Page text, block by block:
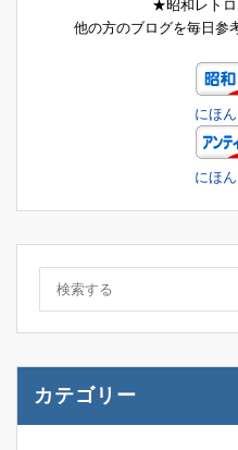
★昭和レトロ
他の方のブログを毎日参
にほ
にほ
カテゴリー